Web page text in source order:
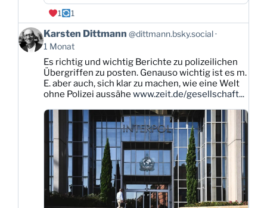
1
1
Beitrag
von
Karsten
Dittmann
Bluesky
ansehen
Karsten Dittmann @dittmann.bsky.social
1 Monat
Es richtig und wichtig Berichte zu polizeilichen
Übergriffen zu posten. Genauso wichtig ist es m.
E. aber auch, sich klar zu machen, wie eine Welt
ohne Polizei aussähe www.zeit.de/gesellschaft...